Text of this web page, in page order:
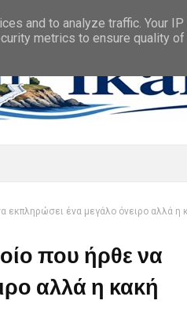
εκπληρώσει ένα μεγάλο όνειρο αλλά η
που ήρθε να
αλλά η κακή
and to analyze traffic. Your
metrics to ensure quality